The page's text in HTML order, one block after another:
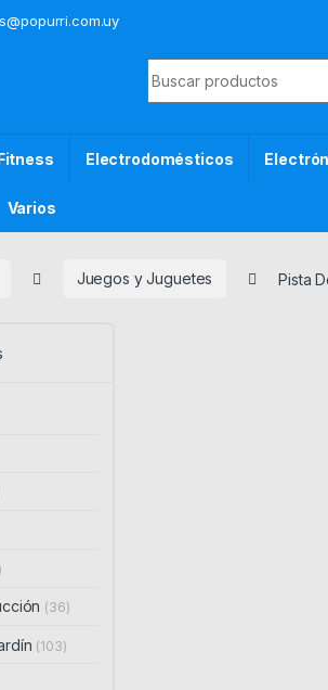
Electrodomésticos
Varios
Juegos y Juguetes Pista
(36)
(103)